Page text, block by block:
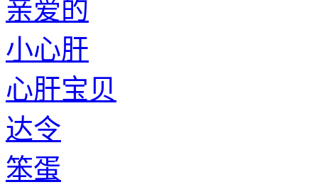
亲爱的
小心肝
心肝宝贝
达令
笨蛋